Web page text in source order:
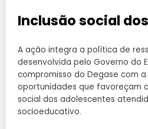
Inclusão social
A ação integra a política de
desenvolvida pelo Governo do
compromisso do Degase com
oportunidades que favoreçam
social dos adolescentes
socioeducativo.